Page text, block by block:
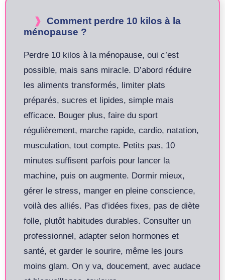
Comment perdre 10 kilos à la
ménopause ?
Perdre 10 kilos à la ménopause, oui c’est
possible, mais sans miracle. D’abord réduire
les aliments transformés, limiter plats
préparés, sucres et lipides, simple mais
efficace. Bouger plus, faire du sport
régulièrement, marche rapide, cardio, natation,
musculation, tout compte. Petits pas, 10
minutes suffisent parfois pour lancer la
machine, puis on augmente. Dormir mieux,
gérer le stress, manger en pleine conscience,
voilà des alliés. Pas d’idées fixes, pas de diète
folle, plutôt habitudes durables. Consulter un
professionnel, adapter selon hormones et
santé, et garder le sourire, même les jours
moins glam. On y va, doucement, avec audace